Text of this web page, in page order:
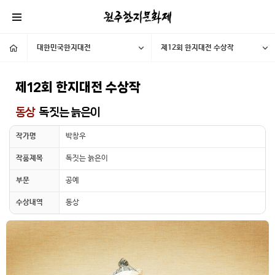
대한민국한지대전 제12회 한지대전 수상작
제12회 한지대전 수상작
동상독짓는 늙은이
작가명 박창우
작품제목 독짓는 늙은이
부문 공예
수상내역 동상